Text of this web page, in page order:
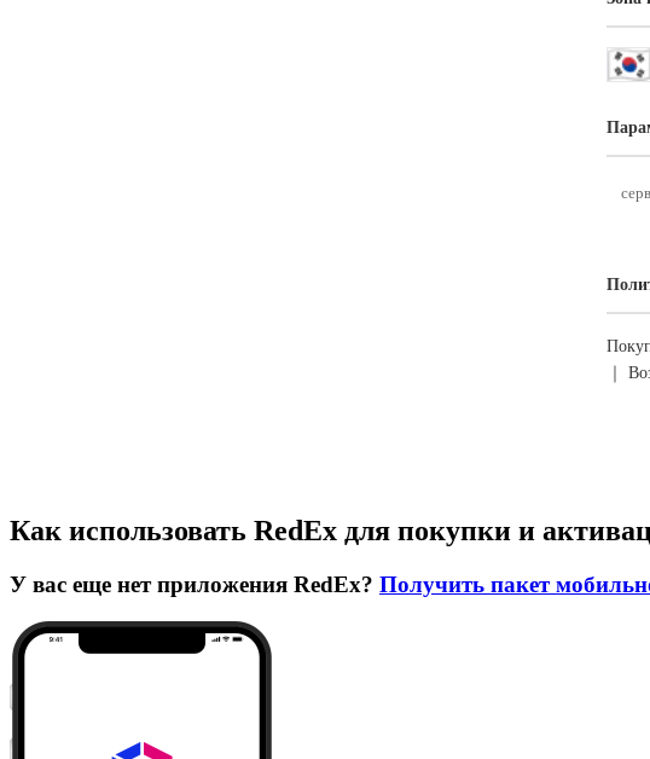
｜
Как использовать RedEx для покупки и
У вас еще нет приложения RedEx? Получить пакет